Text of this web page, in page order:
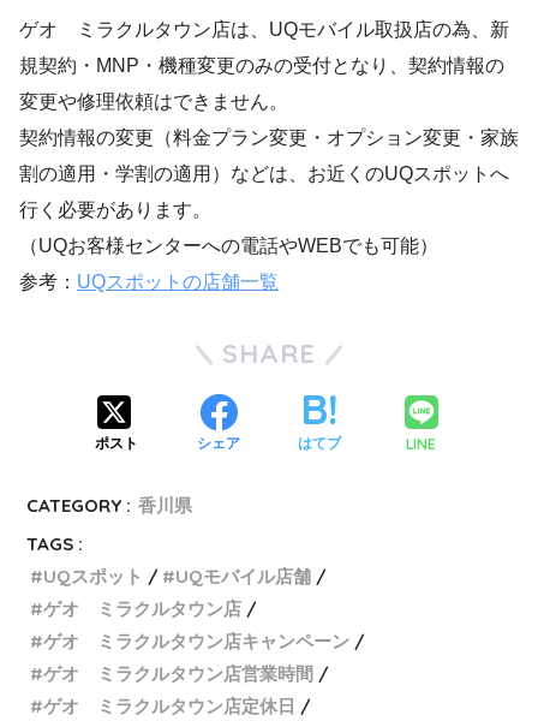
ゲオ ミラクルタウン店は、UQモバイル取扱店の為、新
規契約・MNP・機種変更のみの受付となり、契約情報の
変更や修理依頼はできません。
契約情報の変更（料金プラン変更・オプション変更・家族
割の適用・学割の適用）などは、お近くのUQスポットへ
行く必要があります。
（UQお客様センターへの電話やWEBでも可能）
参考： UQスポットの店舗一覧
SHARE
ポスト シェア はてブ LINE
CATEGORY : 香川県
TAGS :
UQスポット
UQモバイル店舗
ゲオ ミラクルタウン店
ゲオ ミラクルタウン店キャンペーン
ゲオ ミラクルタウン店営業時間
ゲオ ミラクルタウン店定休日